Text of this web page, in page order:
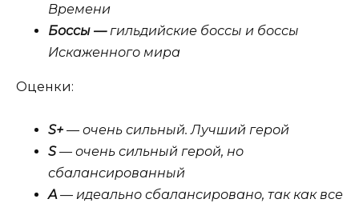
Времени
Боссы — гильдийские боссы и боссы
Искаженного мира
Оценки:
S+ — очень сильный. Лучший герой
S— очень сильный герой, но
сбалансированный
A— идеально сбалансировано, так как все